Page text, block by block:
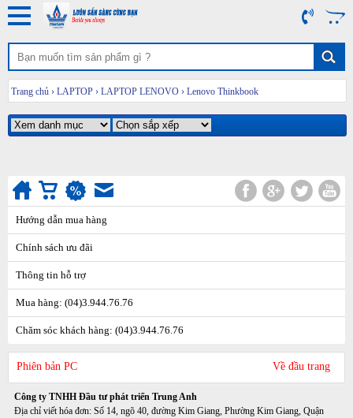
Trang chủ › LAPTOP › LAPTOP LENOVO › Lenovo Thinkbook
Hướng dẫn mua hàng
Chính sách ưu đãi
Thông tin hỗ trợ
Mua hàng: (04)3.944.76.76
Chăm sóc khách hàng: (04)3.944.76.76
Phiên bản PC Về đầu trang
Công ty TNHH Đầu tư phát triển Trung Anh
Địa chỉ viết hóa đơn: Số 14, ngõ 40, đường Kim Giang, Phường Kim Giang, Quận